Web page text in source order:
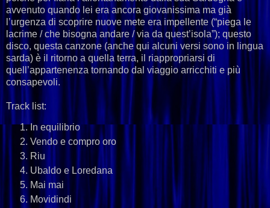
avvenuto quando lei era ancora giovanissima ma già
l’urgenza di scoprire nuove mete era impellente (“piega le
lacrime / che bisogna andare / via da quest’isola”); questo
disco, questa canzone (anche qui alcuni versi sono in lingua
sarda) è il ritorno a quella terra, il riappropriarsi di
quell’appartenenza tornando dal viaggio arricchiti e più
consapevoli.
Track list:
In equilibrio
Vendo e compro oro
Riu
Ubaldo e Loredana
Mai mai
Movidindi